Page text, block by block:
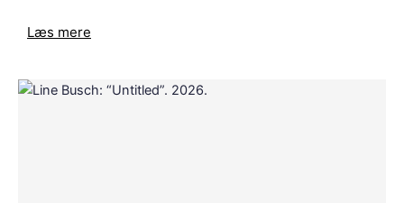
Læs mere